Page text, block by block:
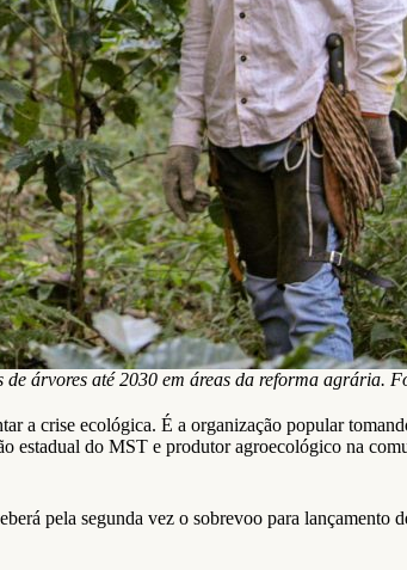
árvores até 2030 em áreas da reforma agrária.
a crise ecológica. É a organização popular
estadual do MST e produtor agroecológico na
pela segunda vez o sobrevoo para lançamento